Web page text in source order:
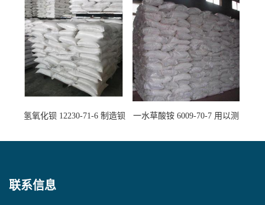
氢氧化钡 12230-71-6 制造钡
一水草酸铵 6009-70-7 用以测
联系信息